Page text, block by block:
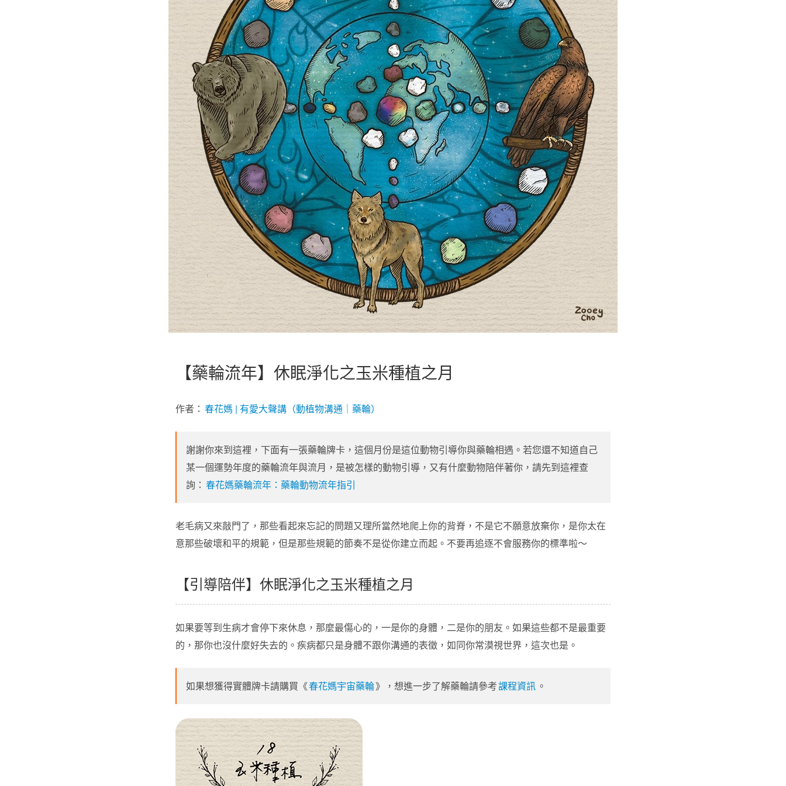
【藥輪流年】休眠淨化之玉米種植之月
作者： 春花媽 | 有愛大聲講（動植物溝通｜藥輪）
謝謝你來到這裡，下面有一張藥輪牌卡，這個月份是這位動物引導你與藥輪相遇。若您還不知道自己
某一個運勢年度的藥輪流年與流月，是被怎樣的動物引導，又有什麼動物陪伴著你，請先到這裡查
詢： 春花媽藥輪流年：藥輪動物流年指引
老毛病又來敲門了，那些看起來忘記的問題又理所當然地爬上你的背脊，不是它不願意放棄你，是你太在
意那些破壞和平的規範，但是那些規範的節奏不是從你建立而起。不要再追逐不會服務你的標準啦～
【引導陪伴】休眠淨化之玉米種植之月
如果要等到生病才會停下來休息，那麼最傷心的，一是你的身體，二是你的朋友。如果這些都不是最重要
的，那你也沒什麼好失去的。疾病都只是身體不跟你溝通的表徵，如同你常漠視世界，這次也是。
如果想獲得實體牌卡請購買《春花媽宇宙藥輪》，想進一步了解藥輪請參考課程資訊 。